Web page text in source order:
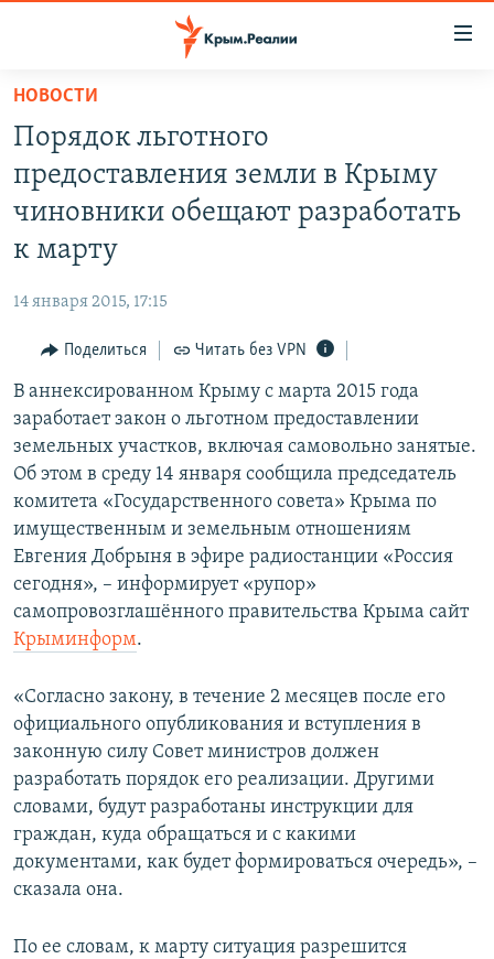
Вернуться
основному
содержанию
Вернутся
главной
Вернутся
поиску
СПЕЦПРОЕКТЫ
ВОДА
ИНТЕРАКТИВ
ИНФОГРАФИКА
ТЕЛЕПРОЕКТ КРЫМ.РЕАЛИИ
ПРОПАВШИЕ БЕЗ ВЕСТИ
ПОБЕДИТЕЛЕЙ НЕ СУДЯТ?
КРЫМ.НЕПОКОРЕННЫЙ
ELIFBE
УКРАИНСКАЯ ПРОБЛЕМА КРЫМА
РАДІО СВОБОДА
КАК ОБОЙТИ БЛОКИРОВКУ
Українською
Qırımtatar
ПРИСОЕДИНЯЙТЕСЬ!
НОВОСТИ
Порядок льготного
предоставления земли в Крыму
чиновники обещают разработать
к марту
14 января 2015, 17:15
Поделиться Читать без VPN
В аннексированном Крыму с марта 2015 года
заработает закон о льготном предоставлении
земельных участков, включая самовольно занятые.
Об этом в среду 14 января сообщила председатель
комитета «Государственного совета» Крыма по
имущественным и земельным отношениям
Евгения Добрыня в эфире радиостанции «Россия
сегодня», – информирует «рупор»
самопровозглашённого правительства Крыма сайт
Крыминформ.
«Согласно закону, в течение 2 месяцев после его
официального опубликования и вступления в
законную силу Совет министров должен
разработать порядок его реализации. Другими
словами, будут разработаны инструкции для
граждан, куда обращаться и с какими
документами, как будет формироваться очередь», –
сказала она.
По ее словам, к марту ситуация разрешится